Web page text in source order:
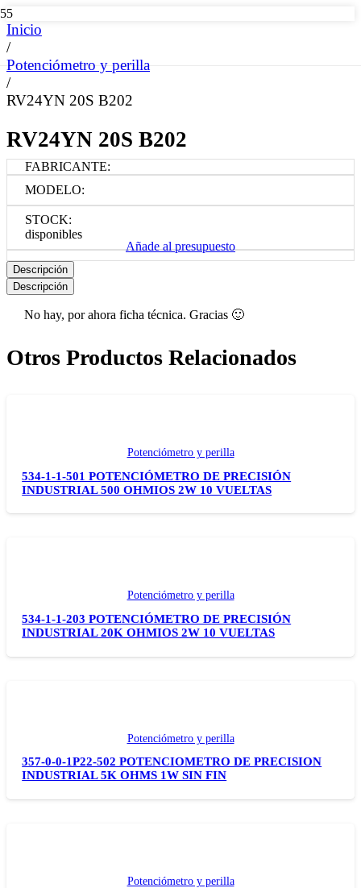
Inicio
/
Potenciómetro y perilla
/
RV24YN 20S B202
RV24YN 20S B202
FABRICANTE:
MODELO:
STOCK:
disponibles
Añade al presupuesto
Descripción
Descripción
No hay, por ahora ficha técnica. Gracias 🙂
Otros Productos Relacionados
Potenciómetro y perilla
534-1-1-501 POTENCIÓMETRO DE PRECISIÓN
INDUSTRIAL 500 OHMIOS 2W 10 VUELTAS
Potenciómetro y perilla
534-1-1-203 POTENCIÓMETRO DE PRECISIÓN
INDUSTRIAL 20K OHMIOS 2W 10 VUELTAS
Potenciómetro y perilla
357-0-0-1P22-502 POTENCIOMETRO DE PRECISION
INDUSTRIAL 5K OHMS 1W SIN FIN
Potenciómetro y perilla